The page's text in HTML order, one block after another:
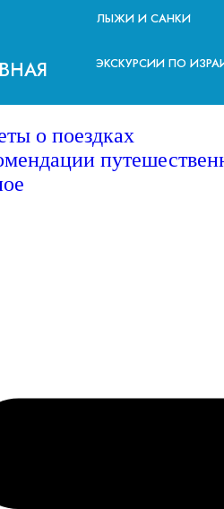
ЛЫЖИ И САНКИ
ЭКСКУРСИИ ПО
о поездках